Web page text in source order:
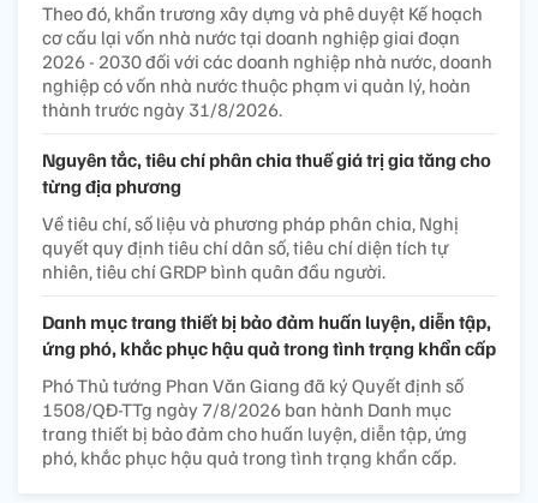
Theo đó, khẩn trương xây dựng và phê duyệt Kế hoạch
cơ cấu lại vốn nhà nước tại doanh nghiệp giai đoạn
2026 - 2030 đối với các doanh nghiệp nhà nước, doanh
nghiệp có vốn nhà nước thuộc phạm vi quản lý, hoàn
thành trước ngày 31/8/2026.
Nguyên tắc, tiêu chí phân chia thuế giá trị gia tăng cho
từng địa phương
Về tiêu chí, số liệu và phương pháp phân chia, Nghị
quyết quy định tiêu chí dân số, tiêu chí diện tích tự
nhiên, tiêu chí GRDP bình quân đầu người.
Danh mục trang thiết bị bảo đảm huấn luyện, diễn tập,
ứng phó, khắc phục hậu quả trong tình trạng khẩn cấp
Phó Thủ tướng Phan Văn Giang đã ký Quyết định số
1508/QĐ-TTg ngày 7/8/2026 ban hành Danh mục
trang thiết bị bảo đảm cho huấn luyện, diễn tập, ứng
phó, khắc phục hậu quả trong tình trạng khẩn cấp.